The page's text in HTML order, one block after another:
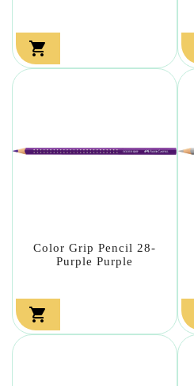

Color Grip Pencil 28-
Purple Purple
